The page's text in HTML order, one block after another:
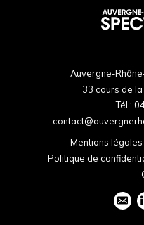
Auvergne-
33 cours de
Tél :
Mentions
Politique de